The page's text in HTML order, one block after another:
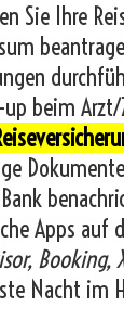
Sie Ihre
up beim
Apps auf
Booking,
Nacht im